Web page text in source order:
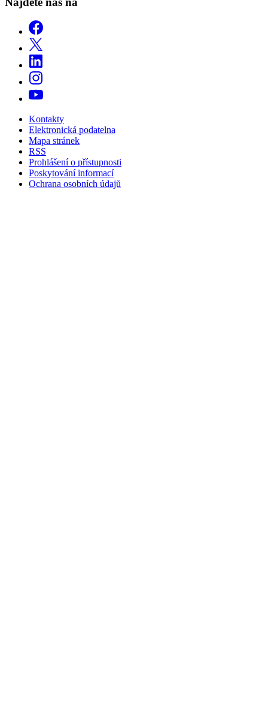
Kontakty
Elektronická podatelna
Mapa stránek
RSS
Prohlášení o přístupnosti
Poskytování informací
Ochrana osobních údajů